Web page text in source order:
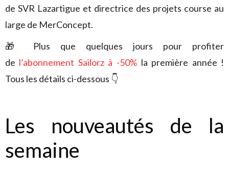
de SVR Lazartigue et directrice des projets course au
large de MerConcept.
🎁 Plus que quelques jours pour profiter
de l’abonnement Sailorz à -50% la première année !
Tous les détails ci-dessous 👇
Les nouveautés de la
semaine